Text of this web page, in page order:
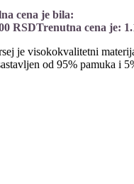
cena je bila:
RSDTrenutna cena je:
je visokokvalitetni
od 95% pamuka i